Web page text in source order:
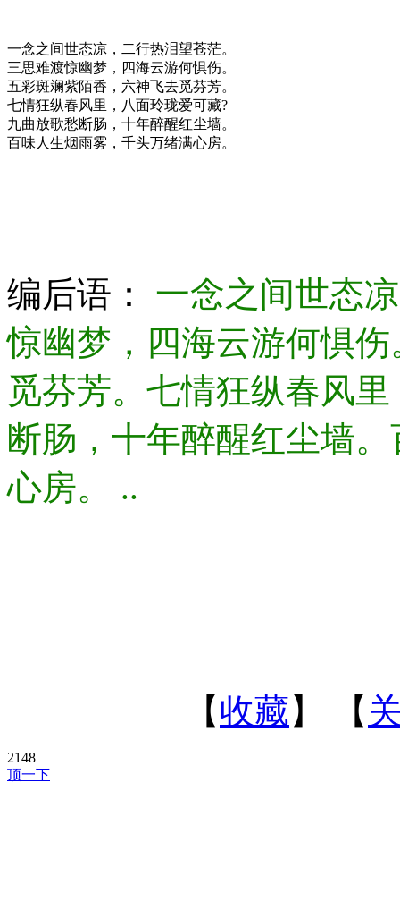
一念之间世态凉，二行热泪望苍茫。
三思难渡惊幽梦，四海云游何惧伤。
五彩斑斓紫陌香，六神飞去觅芬芳。
七情狂纵春风里，八面玲珑爱可藏?
九曲放歌愁断肠，十年醉醒红尘墙。
百味人生烟雨雾，千头万绪满心房。
编后语：
一念之间世态
惊幽梦，四海云游何惧
觅芬芳。七情狂纵春风
断肠，十年醉醒红尘墙
心房。 ..
【收藏】 【
2148
顶一下